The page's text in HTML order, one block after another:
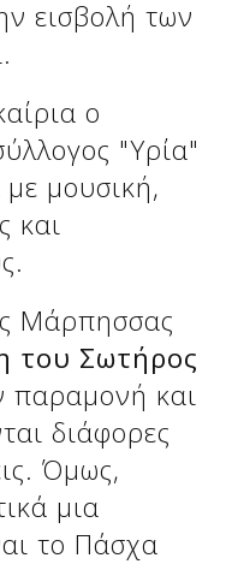
εισβολή των
ο
"Υρία"
μουσική,
και
Μάρπησσας
του Σωτήρος
παραμονή και
διάφορες
Όμως,
μια
το Πάσχα